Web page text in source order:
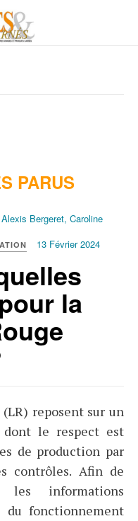
PARUS
Bergeret, Caroline
13 Février 2024
la
reposent sur un
dont le respect est
de production par
contrôles. Afin de
informations
du fonctionnement